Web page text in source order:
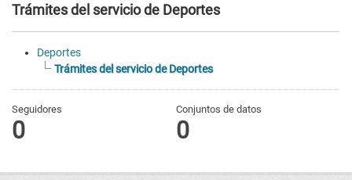
Trámites del servicio de Deportes
Deportes
Trámites del servicio de Deportes
Seguidores
0
Conjuntos de datos
0